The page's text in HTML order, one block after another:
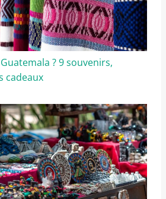
? 9 souvenirs,
cadeaux